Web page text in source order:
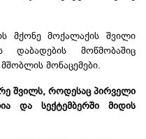
მქონე მოქალაქის შვილი
მოწმობაშიც
მონაცემები.
შვილს, როდესაც პირველი
და სექტემბერში მიდის